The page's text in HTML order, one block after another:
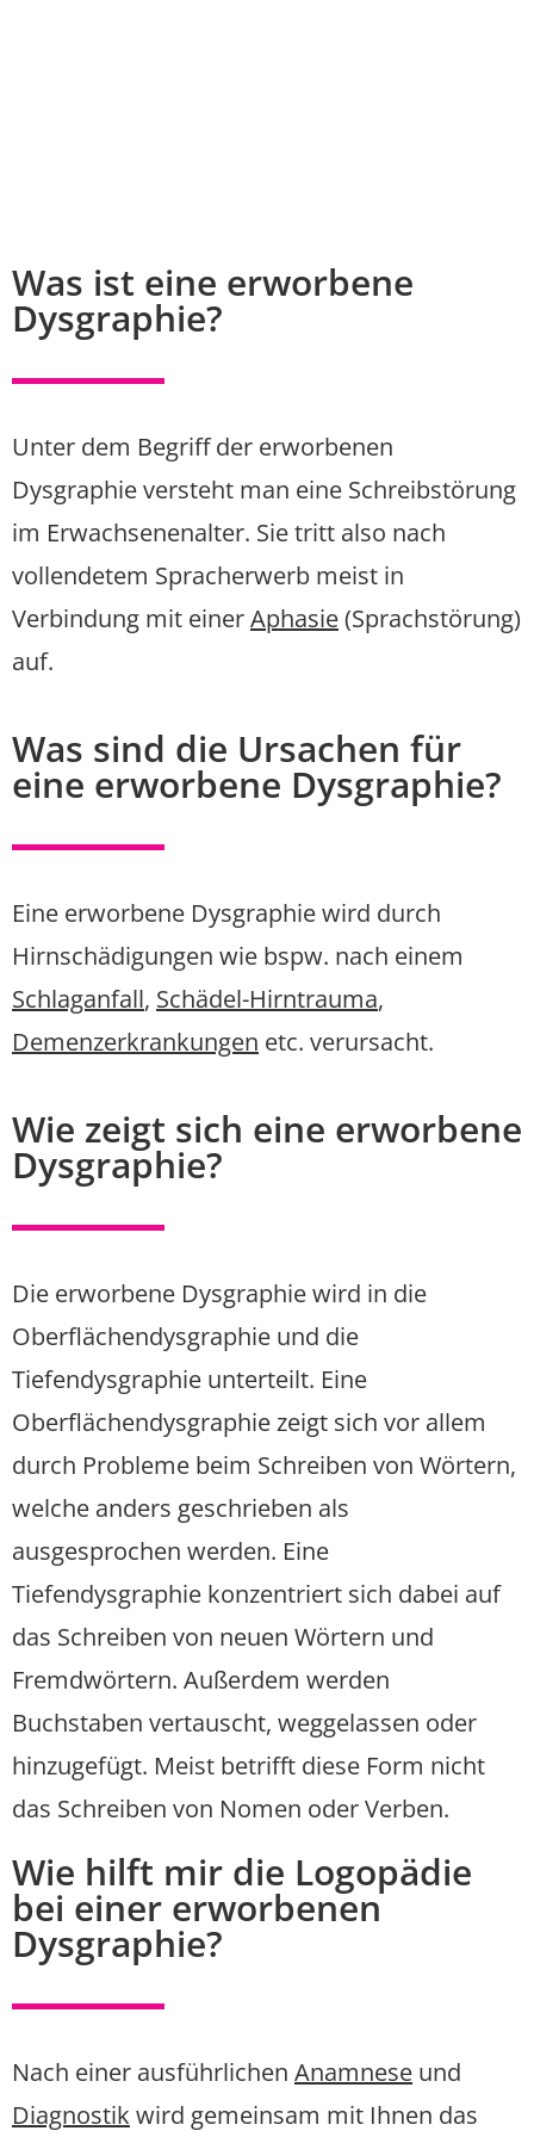
Was ist eine erworbene
Dysgraphie?
Unter dem Begriff der erworbenen
Dysgraphie versteht man eine Schreibstörung
im Erwachsenenalter. Sie tritt also nach
vollendetem Spracherwerb meist in
Verbindung mit einerAphasie(Sprachstörung)
auf.
Was sind die Ursachen für
eine erworbene Dysgraphie?
Eine erworbene Dysgraphie wird durch
Hirnschädigungen wie bspw. nach einem
Schlaganfall, Schädel-Hirntrauma,
Demenzerkrankungen etc. verursacht.
Wie zeigt sich eine erworbene
Dysgraphie?
Die erworbene Dysgraphie wird in die
Oberflächendysgraphie und die
Tiefendysgraphie unterteilt. Eine
Oberflächendysgraphie zeigt sich vor allem
durch Probleme beim Schreiben von Wörtern,
welche anders geschrieben als
ausgesprochen werden. Eine
Tiefendysgraphie konzentriert sich dabei auf
das Schreiben von neuen Wörtern und
Fremdwörtern. Außerdem werden
Buchstaben vertauscht, weggelassen oder
hinzugefügt. Meist betrifft diese Form nicht
das Schreiben von Nomen oder Verben.
Wie hilft mir die Logopädie
bei einer erworbenen
Dysgraphie?
Nach einer ausführlichen Anamnese und
Diagnostik wird gemeinsam mit Ihnen das